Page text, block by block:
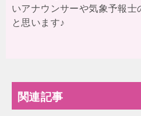
いアナウンサーや気象予報士
と思います♪
関連記事